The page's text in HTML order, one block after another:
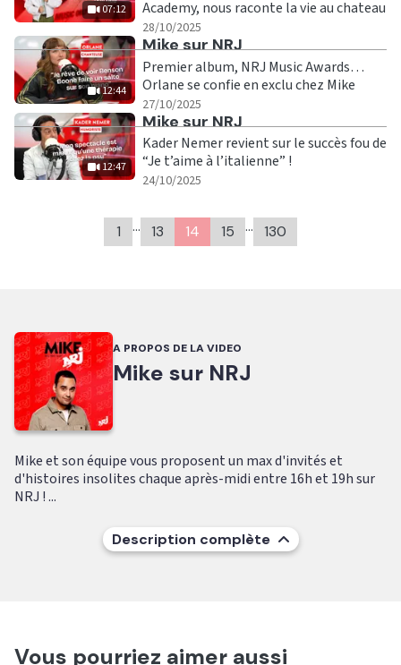
07:12
Academy, nous raconte la vie au chateau
28/10/2025
12:44
Ecouter
Mike sur NRJ
Premier album, NRJ Music Awards…
Orlane se confie en exclu chez Mike
27/10/2025
12:47
Ecouter
Mike sur NRJ
Kader Nemer revient sur le succès fou de
“Je t’aime à l’italienne” !
24/10/2025
1 … 13 14 15 … 130
A PROPOS DE LA VIDEO
Mike sur NRJ
Mike et son équipe vous proposent un max d'invités et
d'histoires insolites chaque après-midi entre 16h et 19h sur
NRJ ! ...
Description complète
Vous pourriez aimer aussi